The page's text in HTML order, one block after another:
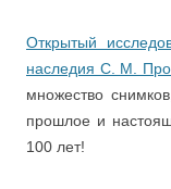
Открытый
наследия С. М.
множество
прошлое и
100 лет!